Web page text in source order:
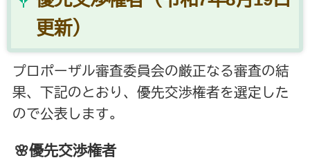
更新）
プロポーザル審査委員会の厳正なる審査の結
果、下記のとおり、優先交渉権者を選定した
ので公表します。
🌸優先交渉権者